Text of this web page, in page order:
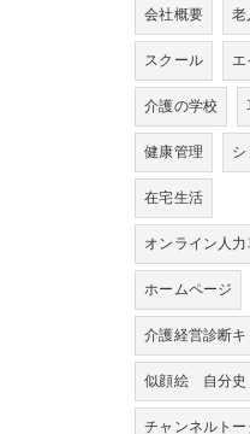
会社概要
スクール
介護の学校
健康管理
在宅生活
オンライン
ホームページ
介護経営診断
似顔絵 自分
チャンネルトー